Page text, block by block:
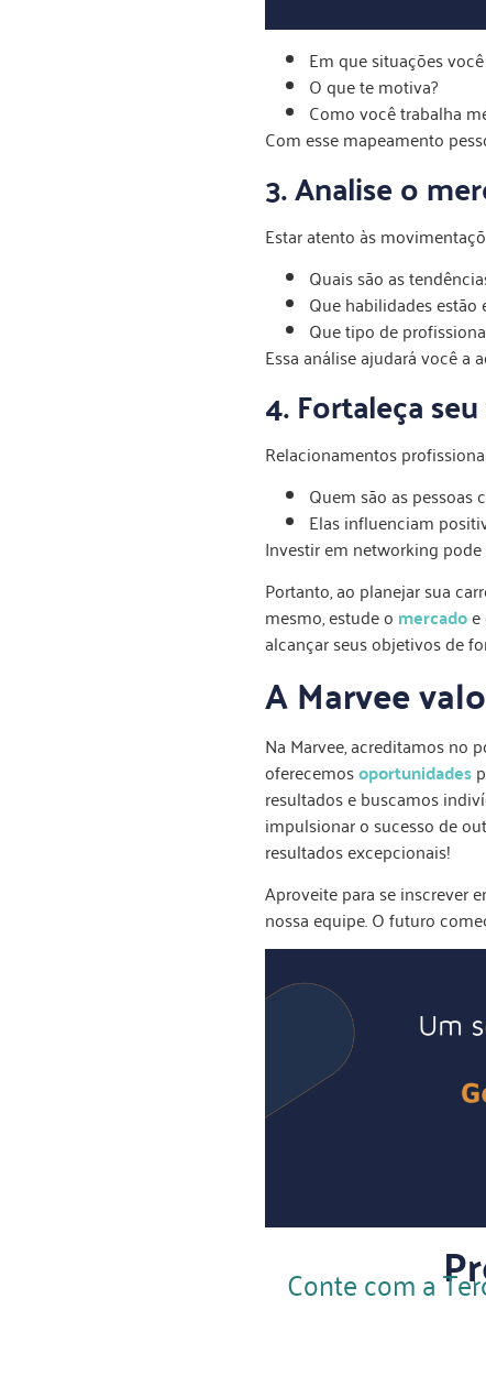
Em que situações
O que te motiva?
Como você trabalha
Com esse mapeamento
3. Analise o
Estar atento às
Quais são as
Que habilidades estão
Que tipo de
Essa análise ajudará você a
4. Fortaleça
Relacionamentos
Quem são as pessoas
Elas influenciam
Investir em networking
Portanto, ao planejar sua
mesmo, estude o mercadoe
alcançar seus objetivos de
A Marvee
Na Marvee, acreditamos no
oferecemosoportunidades
resultados e buscamos
impulsionar o sucesso de
resultados excepcionais!
Aproveite para se inscrever
nossa equipe. O futuro
Conte com a